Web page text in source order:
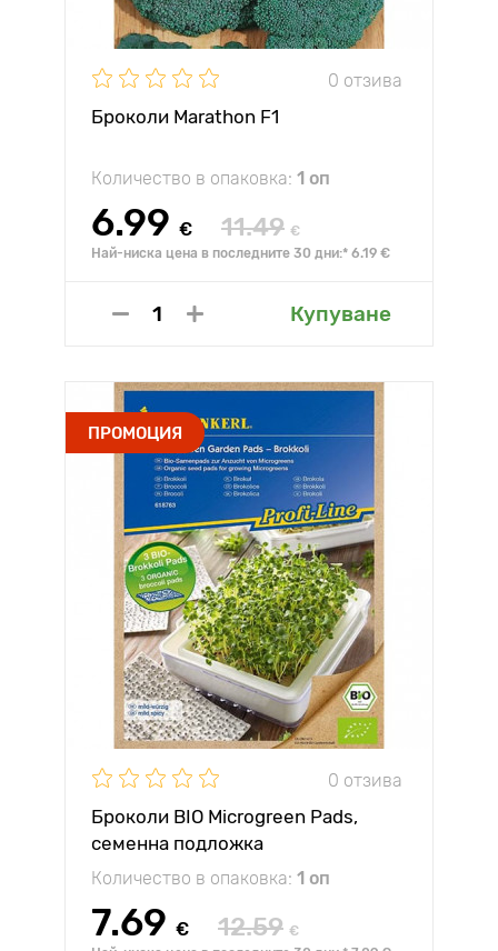
0 отзива
Броколи Marathon F1
Количество в опаковка: 1 оп
6.99 € 11.49 €
Най-ниска цена в последните 30 дни:* 6.19 €
Купуване
ПРОМОЦИЯ
0 отзива
Броколи BIO Microgreen Pads,
семенна подложка
Количество в опаковка: 1 оп
7.69 € 12.59 €